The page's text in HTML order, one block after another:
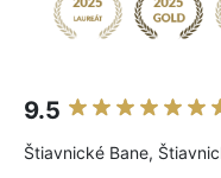
9.5
Štiavnické Bane,